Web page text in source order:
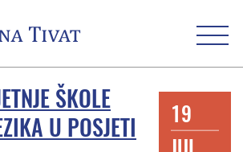
ŠKOLE
U POSJETI
19